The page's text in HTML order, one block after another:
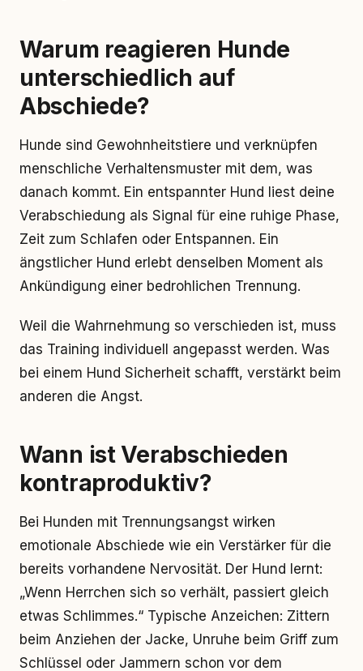
Warum reagieren Hunde
unterschiedlich auf
Abschiede?
Hunde sind Gewohnheitstiere und verknüpfen
menschliche Verhaltensmuster mit dem, was
danach kommt. Ein entspannter Hund liest deine
Verabschiedung als Signal für eine ruhige Phase,
Zeit zum Schlafen oder Entspannen. Ein
ängstlicher Hund erlebt denselben Moment als
Ankündigung einer bedrohlichen Trennung.
Weil die Wahrnehmung so verschieden ist, muss
das Training individuell angepasst werden. Was
bei einem Hund Sicherheit schafft, verstärkt beim
anderen die Angst.
Wann ist Verabschieden
kontraproduktiv?
Bei Hunden mit Trennungsangst wirken
emotionale Abschiede wie ein Verstärker für die
bereits vorhandene Nervosität. Der Hund lernt:
„Wenn Herrchen sich so verhält, passiert gleich
etwas Schlimmes.“ Typische Anzeichen: Zittern
beim Anziehen der Jacke, Unruhe beim Griff zum
Schlüssel oder Jammern schon vor dem